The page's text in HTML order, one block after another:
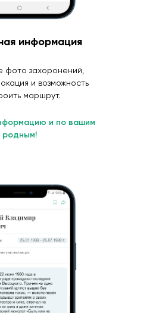
информация
фото захоронений,
и возможность
маршрут.
и по вашим
родным!